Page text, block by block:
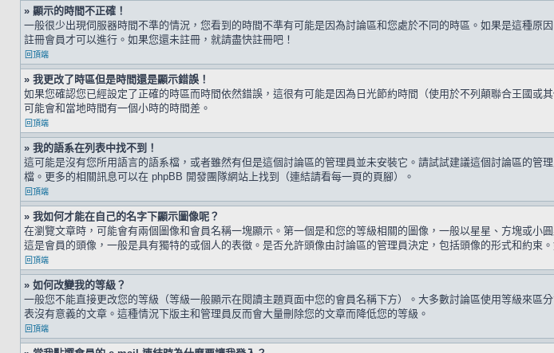
» 顯示的時間不正確！
一般很少出現伺服器時間不準的情況，您看到的時間不準有可能是因為討論區和您處於不同的時區。如果是這種
註冊會員才可以進行。如果您還未註冊，就請盡快註冊吧！
回頂端
» 我更改了時區但是時間還是顯示錯誤！
如果您確認您已經設定了正確的時區而時間依然錯誤，這很有可能是因為日光節約時間（使用於不列顛聯合王國
可能會和當地時間有一個小時的時間差。
回頂端
» 我的語系在列表中找不到！
這可能是沒有您所用語言的語系檔，或者雖然有但是這個討論區的管理員並未安裝它。請試試建議這個討論區的
檔。更多的相關訊息可以在 phpBB 開發團隊網站上找到（連結請看每一頁的頁腳）。
回頂端
» 我如何才能在自己的名字下顯示圖像呢？
在瀏覽文章時，可能會有兩個圖像和會員名稱一塊顯示。第一個是和您的等級相關的圖像，一般以星星、方塊或
這是會員的頭像，一般是具有獨特的或個人的表徵。是否允許頭像由討論區的管理員決定，包括頭像的形式和約
回頂端
» 如何改變我的等級？
一般您不能直接更改您的等級（等級一般顯示在閱讀主題頁面中您的會員名稱下方）。大多數討論區使用等級來
表沒有意義的文章。這種情況下版主和管理員反而會大量刪除您的文章而降低您的等級。
回頂端